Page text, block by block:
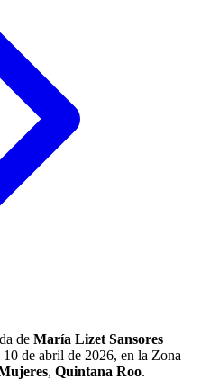
de María Lizet Sansores
de abril de 2026, en la Zona
, Quintana Roo.